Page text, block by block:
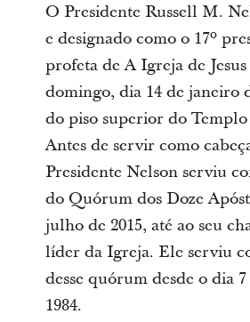
O Presidente Russell M.
e designado como o 17º
profeta de A Igreja de
domingo, dia 14 de janeiro
do piso superior do
Antes de servir como
Presidente Nelson serviu
do Quórum dos Doze
julho de 2015, até ao seu
líder da Igreja. Ele serviu
desse quórum desde o dia
1984.